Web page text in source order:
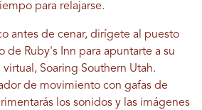
para relajarse.
antes de cenar, dirígete al puesto
de Ruby's Inn para apuntarte a su
Soaring Southern Utah.
de movimiento con gafas de
los sonidos y las imágenes